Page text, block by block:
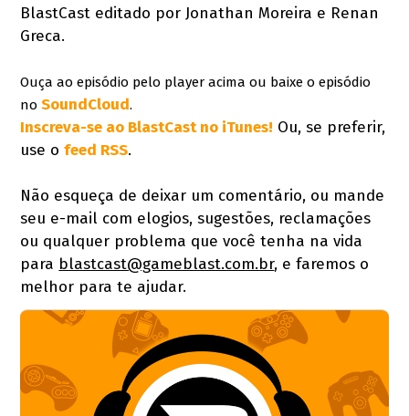
BlastCast editado por Jonathan Moreira e Renan
Greca.
Ouça ao episódio pelo player acima ou baixe o episódio
noSoundCloud.
Inscreva-se ao BlastCast no iTunes! Ou, se preferir,
use ofeed RSS.
Não esqueça de deixar um comentário, ou mande
seu e-mail com elogios, sugestões, reclamações
ou qualquer problema que você tenha na vida
para blastcast@gameblast.com.br, e faremos o
melhor para te ajudar.